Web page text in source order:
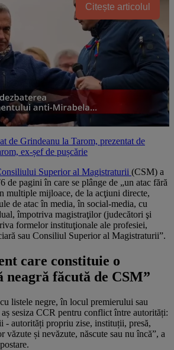
Citește articolul
de Grindeanu la Tarom, prezentat de
ex-șef de pușcărie
Superior al Magistraturii (CSM) a
de pagini în care se plânge de „un atac fără
multiple mijloace, de la acţiuni directe,
de atac în media, în social-media, cu
împotriva magistraţilor (judecători şi
formelor instituţionale ale profesiei,
sau Consiliul Superior al Magistraturii”.
care constituie o
neagră făcută de CSM”
listele negre, în locul premierului sau
sesiza CCR pentru conflict între autorități:
- autorități propriu zise, instituții, presă,
și nevăzute, născute sau nu încă”, a